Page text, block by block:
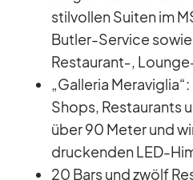
stil­vol­len Sui­ten im
But­ler-Ser­vice
Restaurant‑,
„Gal­le­ria
Shops, Re­stau­rants
über 90 Me­ter und
dru­cken­den LED-
20 Bars und zwölf